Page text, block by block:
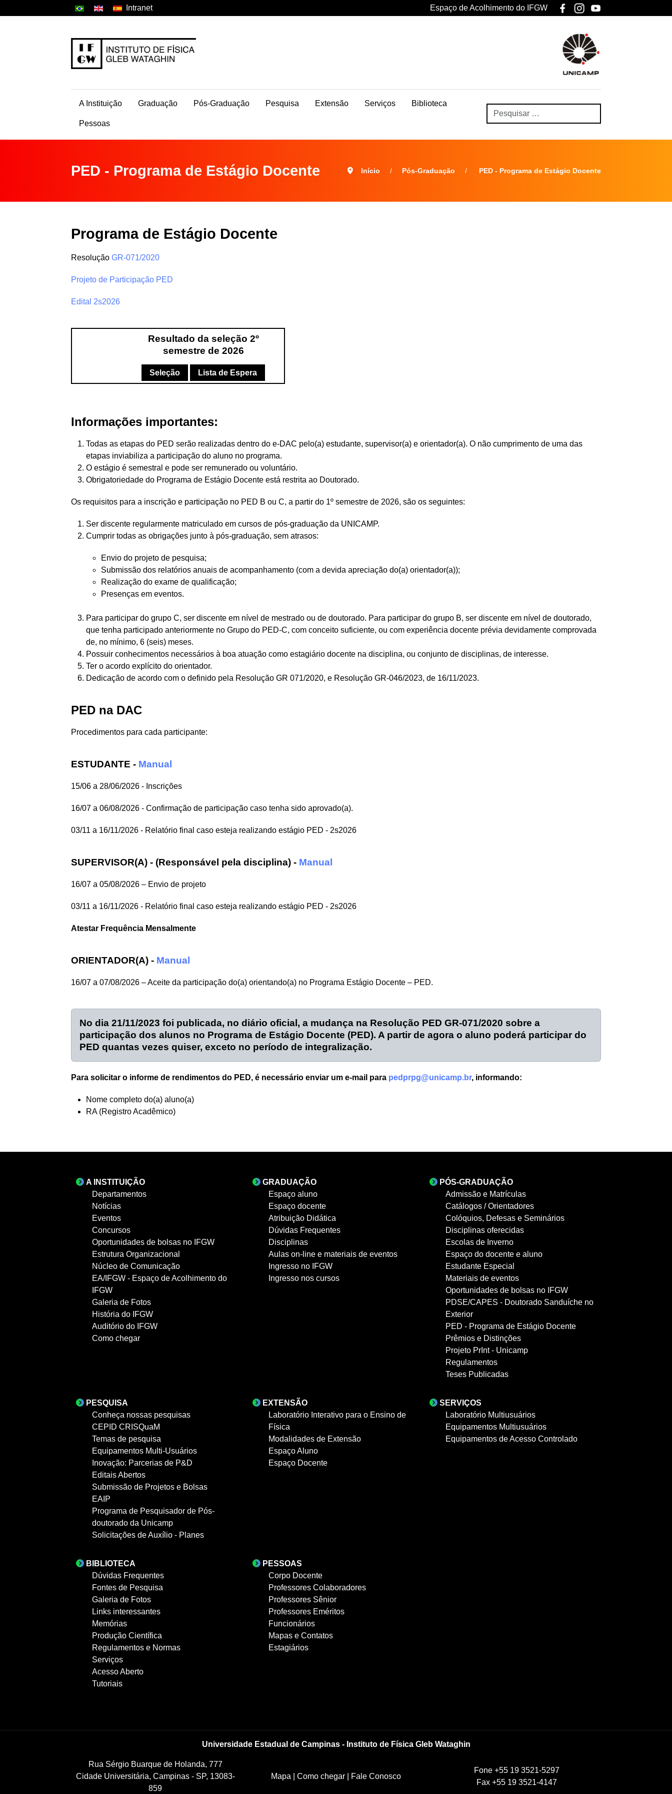
Intranet Espaço de Acolhimento do IFGW
A Instituição Graduação Pós-Graduação Pesquisa Extensão Serviços Biblioteca
Pessoas
PED - Programa de Estágio Docente Início Pós-Graduação PED - Programa de Estágio Docente
Programa de Estágio Docente
Resolução GR-071/2020
Projeto de Participação PED
Edital 2s2026
Resultado da seleção 2º
semestre de 2026
Seleção Lista de Espera
Informações importantes:
Todas as etapas do PED serão realizadas dentro do e-DAC pelo(a) estudante, supervisor(a) e orientador(a). O não cumprimento de uma das
etapas inviabiliza a participação do aluno no programa.
O estágio é semestral e pode ser remunerado ou voluntário.
Obrigatoriedade do Programa de Estágio Docente está restrita ao Doutorado.
Os requisitos para a inscrição e participação no PED B ou C, a partir do 1º semestre de 2026, são os seguintes:
Ser discente regularmente matriculado em cursos de pós-graduação da UNICAMP.
Cumprir todas as obrigações junto à pós-graduação, sem atrasos:
Envio do projeto de pesquisa;
Submissão dos relatórios anuais de acompanhamento (com a devida apreciação do(a) orientador(a));
Realização do exame de qualificação;
Presenças em eventos.
Para participar do grupo C, ser discente em nível de mestrado ou de doutorado. Para participar do grupo B, ser discente em nível de doutorado,
que tenha participado anteriormente no Grupo do PED-C, com conceito suficiente, ou com experiência docente prévia devidamente comprovada
de, no mínimo, 6 (seis) meses.
Possuir conhecimentos necessários à boa atuação como estagiário docente na disciplina, ou conjunto de disciplinas, de interesse.
Ter o acordo explícito do orientador.
Dedicação de acordo com o definido pela Resolução GR 071/2020, e Resolução GR-046/2023, de 16/11/2023.
PED na DAC
Procedimentos para cada participante:
ESTUDANTE - Manual
15/06 a 28/06/2026 - Inscrições
16/07 a 06/08/2026 - Confirmação de participação caso tenha sido aprovado(a).
03/11 a 16/11/2026 - Relatório final caso esteja realizando estágio PED - 2s2026
SUPERVISOR(A) - (Responsável pela disciplina) - Manual
16/07 a 05/08/2026 – Envio de projeto
03/11 a 16/11/2026 - Relatório final caso esteja realizando estágio PED - 2s2026
Atestar Frequência Mensalmente
ORIENTADOR(A) - Manual
16/07 a 07/08/2026 – Aceite da participação do(a) orientando(a) no Programa Estágio Docente – PED.
No dia 21/11/2023 foi publicada, no diário oficial, a mudança na Resolução PED GR-071/2020 sobre a
participação dos alunos no Programa de Estágio Docente (PED). A partir de agora o aluno poderá participar do
PED quantas vezes quiser, exceto no período de integralização.
Para solicitar o informe de rendimentos do PED, é necessário enviar um e-mail para pedprpg@unicamp.br, informando:
Nome completo do(a) aluno(a)
RA (Registro Acadêmico)
A INSTITUIÇÃO
Departamentos
Notícias
Eventos
Concursos
Oportunidades de bolsas no IFGW
Estrutura Organizacional
Núcleo de Comunicação
EA/IFGW - Espaço de Acolhimento do
IFGW
Galeria de Fotos
História do IFGW
Auditório do IFGW
Como chegar
GRADUAÇÃO
Espaço aluno
Espaço docente
Atribuição Didática
Dúvidas Frequentes
Disciplinas
Aulas on-line e materiais de eventos
Ingresso no IFGW
Ingresso nos cursos
PÓS-GRADUAÇÃO
Admissão e Matrículas
Catálogos / Orientadores
Colóquios, Defesas e Seminários
Disciplinas oferecidas
Escolas de Inverno
Espaço do docente e aluno
Estudante Especial
Materiais de eventos
Oportunidades de bolsas no IFGW
PDSE/CAPES - Doutorado Sanduíche no
Exterior
PED - Programa de Estágio Docente
Prêmios e Distinções
Projeto PrInt - Unicamp
Regulamentos
Teses Publicadas
PESQUISA
Conheça nossas pesquisas
CEPID CRISQuaM
Temas de pesquisa
Equipamentos Multi-Usuários
Inovação: Parcerias de P&D
Editais Abertos
Submissão de Projetos e Bolsas
EAIP
Programa de Pesquisador de Pós-
doutorado da Unicamp
Solicitações de Auxílio - Planes
EXTENSÃO
Laboratório Interativo para o Ensino de
Física
Modalidades de Extensão
Espaço Aluno
Espaço Docente
SERVIÇOS
Laboratório Multiusuários
Equipamentos Multiusuários
Equipamentos de Acesso Controlado
BIBLIOTECA
Dúvidas Frequentes
Fontes de Pesquisa
Galeria de Fotos
Links interessantes
Memórias
Produção Científica
Regulamentos e Normas
Serviços
Acesso Aberto
Tutoriais
PESSOAS
Corpo Docente
Professores Colaboradores
Professores Sênior
Professores Eméritos
Funcionários
Mapas e Contatos
Estagiários
Universidade Estadual de Campinas - Instituto de Física Gleb Wataghin
Rua Sérgio Buarque de Holanda, 777
Cidade Universitária, Campinas - SP, 13083-
859
Mapa Como chegar Fale Conosco
Fone +55 19 3521-5297
Fax +55 19 3521-4147